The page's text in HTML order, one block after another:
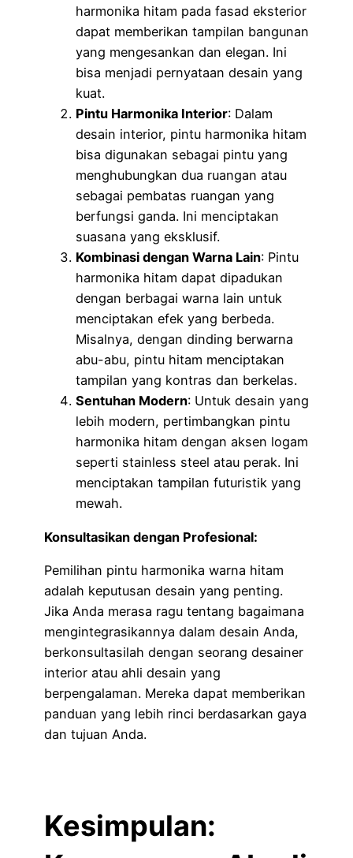
harmonika hitam pada fasad eksterior
dapat memberikan tampilan bangunan
yang mengesankan dan elegan. Ini
bisa menjadi pernyataan desain yang
kuat.
Pintu Harmonika Interior: Dalam
desain interior, pintu harmonika hitam
bisa digunakan sebagai pintu yang
menghubungkan dua ruangan atau
sebagai pembatas ruangan yang
berfungsi ganda. Ini menciptakan
suasana yang eksklusif.
Kombinasi dengan Warna Lain: Pintu
harmonika hitam dapat dipadukan
dengan berbagai warna lain untuk
menciptakan efek yang berbeda.
Misalnya, dengan dinding berwarna
abu-abu, pintu hitam menciptakan
tampilan yang kontras dan berkelas.
Sentuhan Modern: Untuk desain yang
lebih modern, pertimbangkan pintu
harmonika hitam dengan aksen logam
seperti stainless steel atau perak. Ini
menciptakan tampilan futuristik yang
mewah.
Konsultasikan dengan Profesional:
Pemilihan pintu harmonika warna hitam
adalah keputusan desain yang penting.
Jika Anda merasa ragu tentang bagaimana
mengintegrasikannya dalam desain Anda,
berkonsultasilah dengan seorang desainer
interior atau ahli desain yang
berpengalaman. Mereka dapat memberikan
panduan yang lebih rinci berdasarkan gaya
dan tujuan Anda.
Kesimpulan: